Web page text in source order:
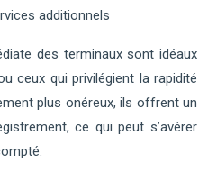
additionnels
des terminaux sont idéaux
ceux qui privilégient la rapidité
plus onéreux, ils offrent un
ce qui peut s’avérer